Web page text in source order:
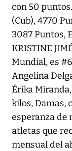
con 50
(Cub), 4770
3087 Puntos,
KRISTINE
Mundial, es
Angelina
Érika
kilos, Damas,
esperanza de
atletas que
mensual del